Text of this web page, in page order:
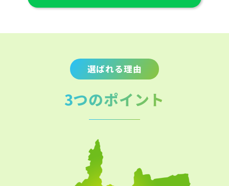
選ばれる理由
3つのポイント